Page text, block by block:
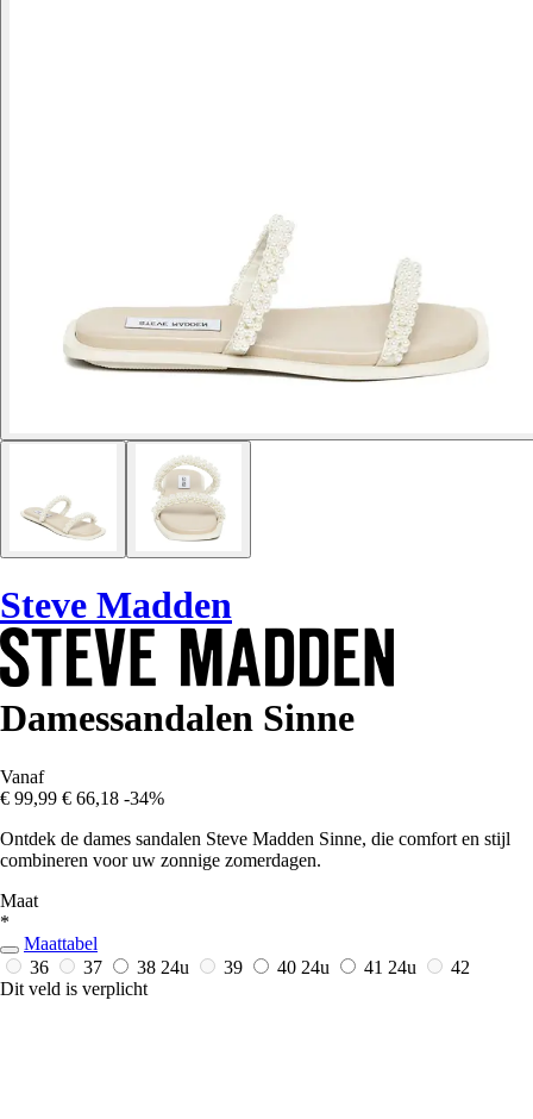
Steve Madden
Damessandalen Sinne
Vanaf
€ 99,99 € 66,18 -34%
Ontdek de dames sandalen Steve Madden Sinne, die comfort en stijl
combineren voor uw zonnige zomerdagen.
Maat
*
Maattabel
36
37 38 24u 39 40 24u 41 24u
42
Dit veld is verplicht